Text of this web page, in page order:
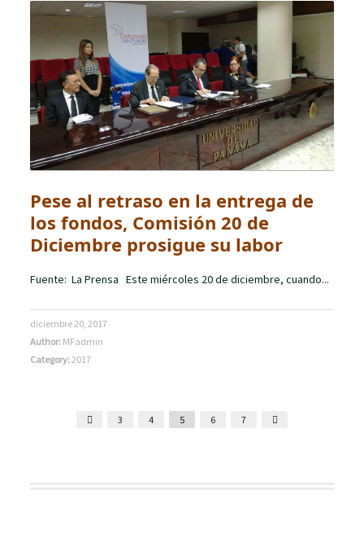
Pese al retraso en la entrega de
los fondos, Comisión 20 de
Diciembre prosigue su labor
Fuente: La Prensa Este miércoles 20 de diciembre, cuando...
diciembre 20, 2017
Author: MFadmin
Category:2017
3 4 5 6 7